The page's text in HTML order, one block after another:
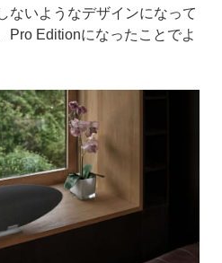
ないようなデザインになって
Pro Editionになったことでよ